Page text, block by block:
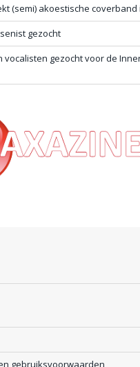
(semi) akoestische
gezocht
vocalisten gezocht voor de
gebruiksvoorwaarden